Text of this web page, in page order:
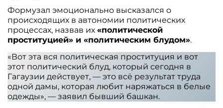
Формузал эмоционально высказался о
происходящих в автономии политических
процессах, назвав их«политической
проституцией» и «политическим блудом».
«Вот эта вся политическая проституция и вот
этот политический блуд, который сегодня в
Гагаузии действует, — это всё результат труда
одной дамы, которая любит наряжаться в белые
одежды», — заявил бывший башкан.